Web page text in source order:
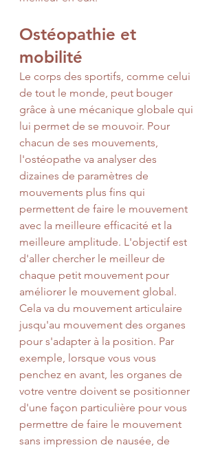
Ostéopathie et
mobilité
Le corps des sportifs, comme celui
de tout le monde, peut bouger
grâce à une mécanique globale qui
lui permet de se mouvoir. Pour
chacun de ses mouvements,
l'ostéopathe va analyser des
dizaines de paramètres de
mouvements plus fins qui
permettent de faire le mouvement
avec la meilleure efficacité et la
meilleure amplitude. L'objectif est
d'aller chercher le meilleur de
chaque petit mouvement pour
améliorer le mouvement global.
Cela va du mouvement articulaire
jusqu'au mouvement des organes
pour s'adapter à la position. Par
exemple, lorsque vous vous
penchez en avant, les organes de
votre ventre doivent se positionner
d'une façon particulière pour vous
permettre de faire le mouvement
sans impression de nausée, de